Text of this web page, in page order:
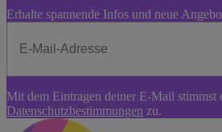
Erhalte spannende Infos und neue
Abonnieren
Mit dem Eintragen deiner E-Mail stimmst
Datenschutzbestimmungen zu.